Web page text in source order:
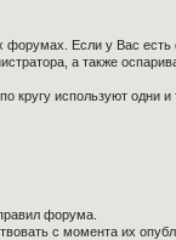
форумах. Если у Вас
а также
кругу используют одни
форума.
с момента их